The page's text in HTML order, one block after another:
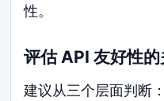
性。
评估 API 友好性
建议从三个层面判断